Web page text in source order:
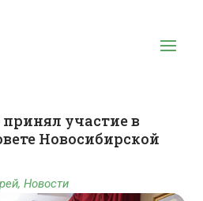
участие в
Новосибирской
,Новости